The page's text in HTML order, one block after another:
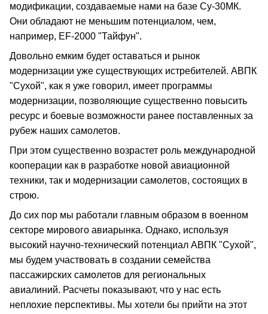
модификации, создаваемые нами на базе Су-30МК.
Они обладают не меньшим потенциалом, чем,
например, EF-2000 "Тайфун".
Довольно емким будет оставаться и рынок
модернизации уже существующих истребителей. АВПК
"Сухой", как я уже говорил, имеет программы
модернизации, позволяющие существенно повысить
ресурс и боевые возможности ранее поставленных за
рубеж наших самолетов.
При этом существенно возрастет роль международной
кооперации как в разработке новой авиационной
техники, так и модернизации самолетов, состоящих в
строю.
До сих пор мы работали главным образом в военном
секторе мирового авиарынка. Однако, используя
высокий научно-технический потенциал АВПК "Сухой",
мы будем участвовать в создании семейства
пассажирских самолетов для региональных
авиалиний. Расчеты показывают, что у нас есть
неплохие перспективы. Мы хотели бы прийти на этот